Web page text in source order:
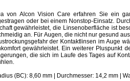
von Alcon Vision Care erfahren Sie ein
oder bei einem Nonstop-Einsatz.
gewährleistet, die Linsenoberfläche ist
an. Für Augen, die nicht nur gesund
der Kontaktlinsen im Auge
gewährleistet. Ein weiterer Pluspunkt
die sich im Laufe des Tages auf
(BC): 8,60 mm | Durchmesser: 14,2 mm |